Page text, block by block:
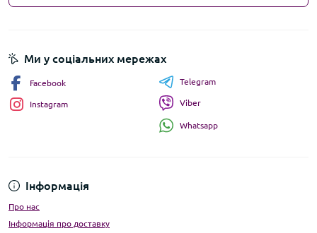
Інформація
Про нас
Інформація про доставку
Ми у соціальних мережах
Facebook
Instagram
Telegram
Viber
Whatsapp